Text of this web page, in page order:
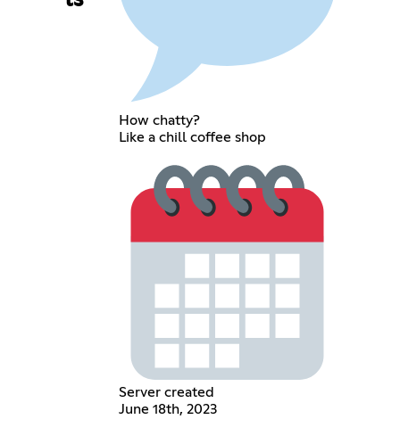
How chatty?
Like a chill coffee shop
Server created
June 18th, 2023